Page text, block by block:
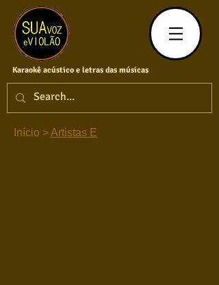
Karaokê acústico e letras das músicas
Início >Artistas E